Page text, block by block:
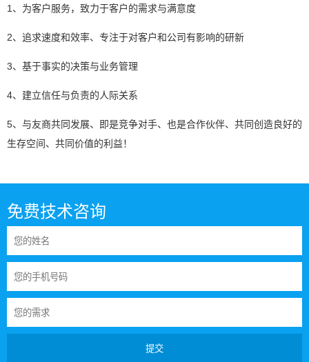
1、为客户服务，致力于客户的需求与满意度
2、追求速度和效率、专注于对客户和公司有影响的研新
3、基于事实的决策与业务管理
4、建立信任与负责的人际关系
5、与友商共同发展、即是竞争对手、也是合作伙伴、共同创造良好的
生存空间、共同价值的利益！
免费技术咨询
提交